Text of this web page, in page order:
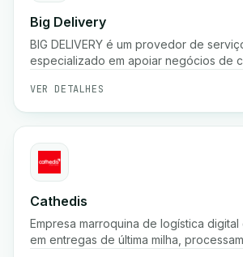
Big Delivery
BIG DELIVERY é um provedor de
especializado em apoiar negócios de
VER DETALHES
Cathedis
Empresa marroquina de logística
em entregas de última milha,